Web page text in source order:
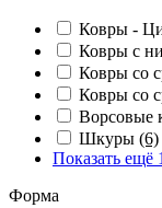
Ковры -
Ковры с
Ковры со
Ковры со
Ворсовые
Шкуры (6)
Показать ещё 1
Форма